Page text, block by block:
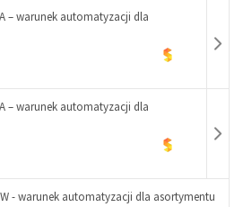
– warunek automatyzacji dla
– warunek automatyzacji dla
- warunek automatyzacji dla asortymentu